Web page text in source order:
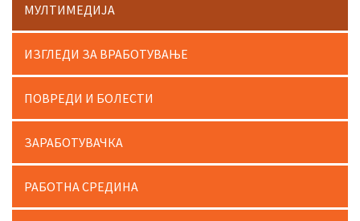
МУЛТИМЕДИЈА
ИЗГЛЕДИ ЗА ВРАБОТУВАЊЕ
ПОВРЕДИ И БОЛЕСТИ
ЗАРАБОТУВАЧКА
РАБОТНА СРЕДИНА